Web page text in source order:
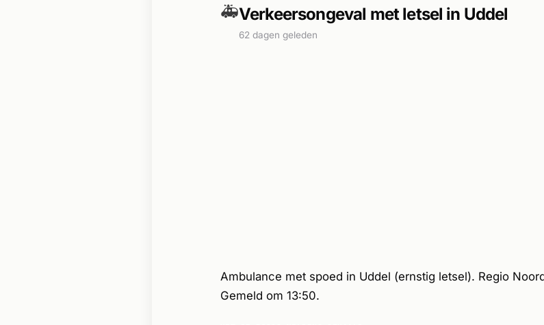
🚑Verkeersongeval met letsel in Uddel
62 dagen geleden
Ambulance met spoed in Uddel (ernstig letsel). Regio
Gemeld om 13:50.